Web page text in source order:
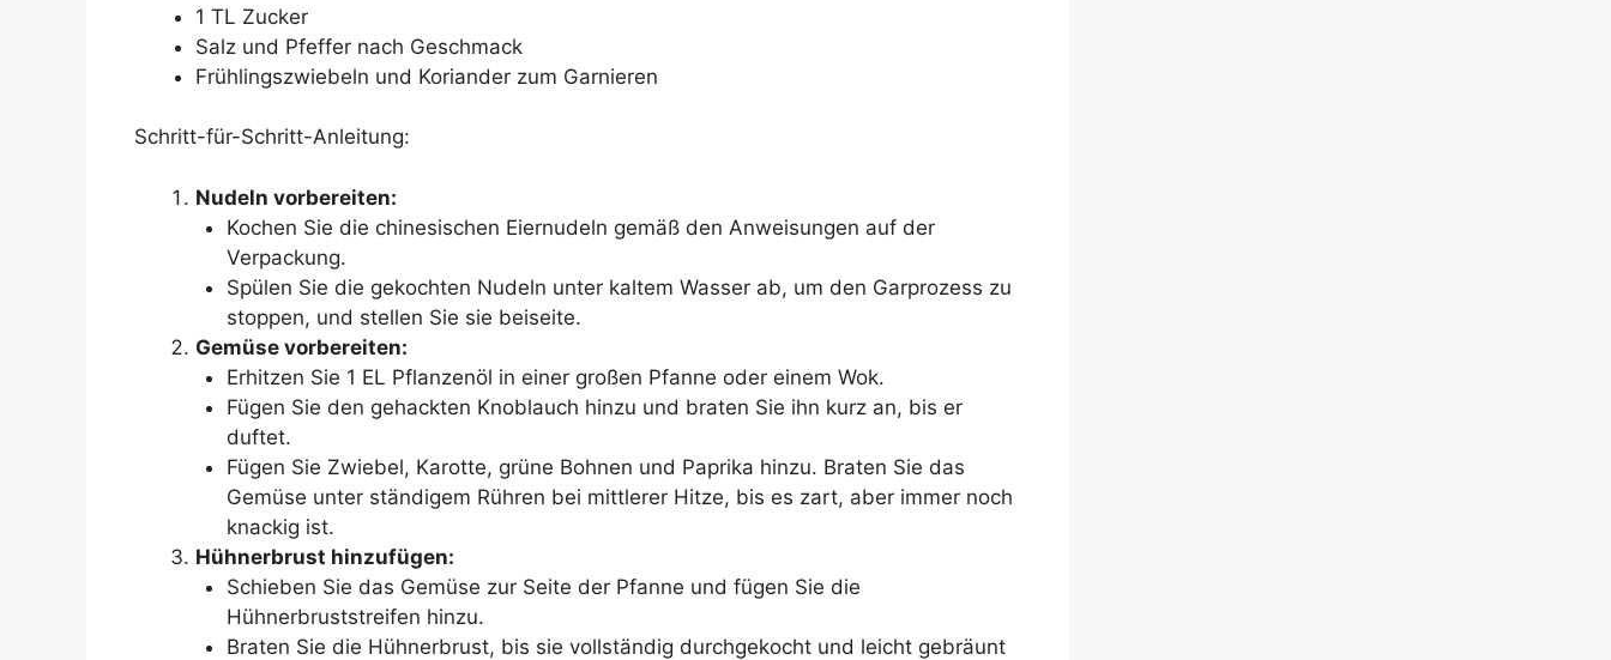
1 TL Zucker
Salz und Pfeffer nach Geschmack
Frühlingszwiebeln und Koriander zum Garnieren
Schritt-für-Schritt-Anleitung:
Nudeln vorbereiten:
Kochen Sie die chinesischen Eiernudeln gemäß den Anweisungen auf der
Verpackung.
Spülen Sie die gekochten Nudeln unter kaltem Wasser ab, um den Garprozess zu
stoppen, und stellen Sie sie beiseite.
Gemüse vorbereiten:
Erhitzen Sie 1 EL Pflanzenöl in einer großen Pfanne oder einem Wok.
Fügen Sie den gehackten Knoblauch hinzu und braten Sie ihn kurz an, bis er
duftet.
Fügen Sie Zwiebel, Karotte, grüne Bohnen und Paprika hinzu. Braten Sie das
Gemüse unter ständigem Rühren bei mittlerer Hitze, bis es zart, aber immer noch
knackig ist.
Hühnerbrust hinzufügen:
Schieben Sie das Gemüse zur Seite der Pfanne und fügen Sie die
Hühnerbruststreifen hinzu.
Braten Sie die Hühnerbrust, bis sie vollständig durchgekocht und leicht gebräunt